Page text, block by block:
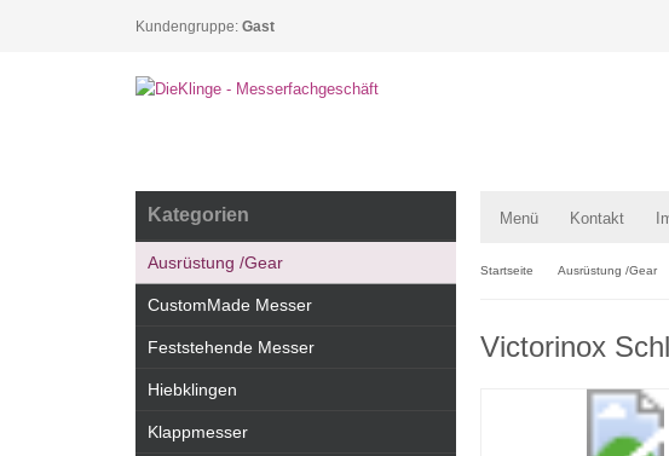
Kundengruppe: Gast
Menü Kontakt
Startseite Ausrüstung /Gear
Victorinox
Kategorien
Ausrüstung /Gear
CustomMade Messer
Feststehende Messer
Hiebklingen
Klappmesser